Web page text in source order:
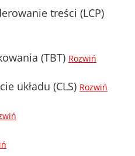
treści (LCP)
(TBT) Rozwiń
układu (CLS) Rozwiń